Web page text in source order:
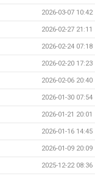
2026-03-07 10:42
2026-02-27 21:11
2026-02-24 07:18
2026-02-20 17:23
2026-02-06 20:40
2026-01-30 07:54
2026-01-21 20:01
2026-01-16 14:45
2026-01-09 20:09
2025-12-22 08:36